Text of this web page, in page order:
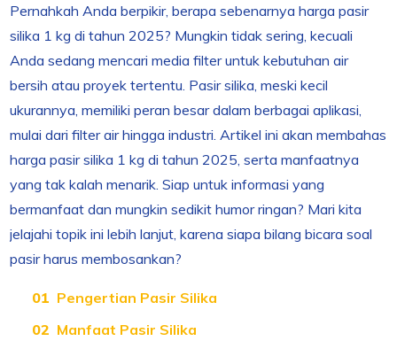
Pernahkah Anda berpikir, berapa sebenarnya harga pasir
silika 1 kg di tahun 2025? Mungkin tidak sering, kecuali
Anda sedang mencari media filter untuk kebutuhan air
bersih atau proyek tertentu. Pasir silika, meski kecil
ukurannya, memiliki peran besar dalam berbagai aplikasi,
mulai dari filter air hingga industri. Artikel ini akan membahas
harga pasir silika 1 kg di tahun 2025, serta manfaatnya
yang tak kalah menarik. Siap untuk informasi yang
bermanfaat dan mungkin sedikit humor ringan? Mari kita
jelajahi topik ini lebih lanjut, karena siapa bilang bicara soal
pasir harus membosankan?
Pengertian Pasir Silika
Manfaat Pasir Silika